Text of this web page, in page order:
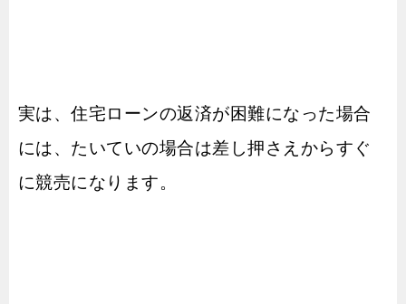
実は、住宅ローンの返済が困難になった場合
には、たいていの場合は差し押さえからすぐ
に競売になります。